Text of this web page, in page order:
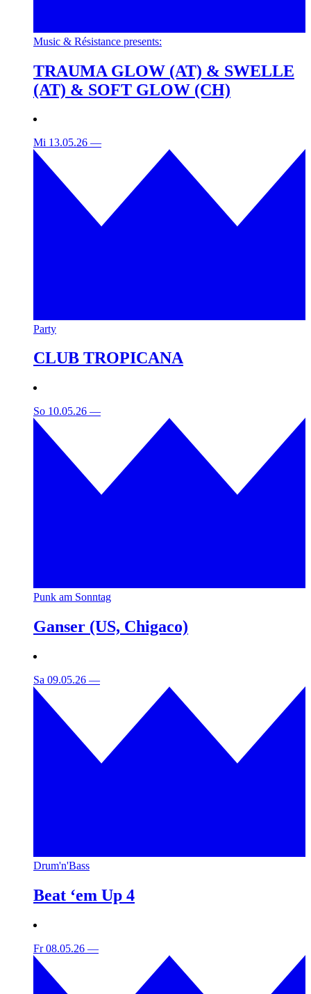
Music & Résistance presents:
TRAUMA GLOW (AT) & SWELLE
(AT) & SOFT GLOW (CH)
Mi 13.05.26 —
Party
CLUB TROPICANA
So 10.05.26 —
Punk am Sonntag
Ganser (US, Chigaco)
Sa 09.05.26 —
Drum'n'Bass
Beat ‘em Up 4
Fr 08.05.26 —